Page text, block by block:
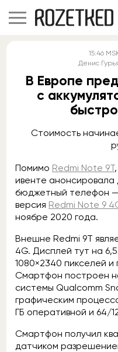
15:46
Денис
В Европе
с
Стоимость
Помимо Redmi Note 9T
ивенте
бюджетный телефон —
версия Redmi Note 9
ноябре 2020 года.
Внешне Redmi 9T
4G. Дисплей тут на
1080×2340 пикселей
Смартфон построен
системы Qualcomm
графическим
ГБ оперативной и 64/
Смартфон получил
датчиком